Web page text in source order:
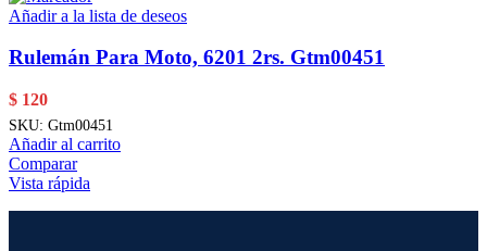
Añadir a la lista de deseos
Rulemán Para Moto, 6201 2rs. Gtm00451
$ 120
SKU: Gtm00451
Añadir al carrito
Comparar
Vista rápida